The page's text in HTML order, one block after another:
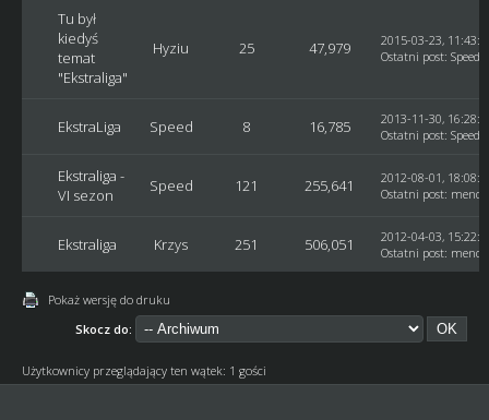
Tu był
kiedyś
temat
"Ekstraliga"
Hyziu 25 47,979
2015-03-23,
Ostatni post: Speed
EkstraLiga Speed 8 16,785
2013-11-30,
Ostatni post: Speed
Ekstraliga -
VI sezon
Speed 121 255,641
2012-08-01,
Ostatni post:
Ekstraliga Krzys 251 506,051
2012-04-03,
Ostatni post:
Pokaż wersję do druku
Skocz do:
Użytkownicy przeglądający ten wątek: 1 gości